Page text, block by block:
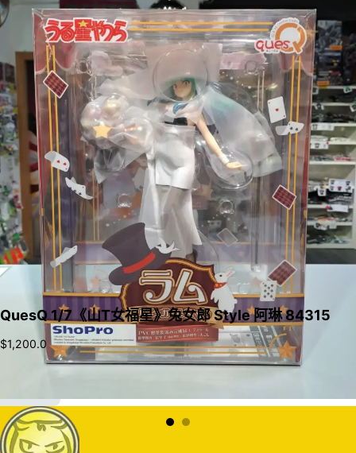
QuesQ 1/7《山T女福星》兔女郎 Style 阿琳 84315
$1,200.0